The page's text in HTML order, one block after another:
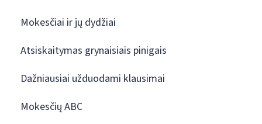
Mokesčiai ir jų dydžiai
Atsiskaitymas grynaisiais pinigais
Dažniausiai užduodami klausimai
Mokesčių ABC